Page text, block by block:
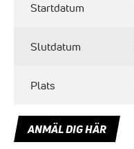
Startdatum
Slutdatum
Plats
ANMÄL DIG HÄR